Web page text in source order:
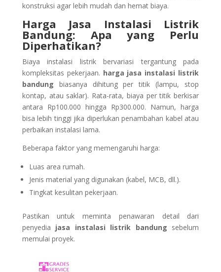
konstruksi agar lebih mudah dan hemat biaya.
Harga Jasa Instalasi Listrik
Bandung: Apa yang Perlu
Diperhatikan?
Biaya instalasi listrik bervariasi tergantung pada
kompleksitas pekerjaan. harga jasa instalasi listrik
bandung biasanya dihitung per titik (lampu, stop
kontap, atau saklar). Rata-rata, biaya per titik berkisar
antara Rp100.000 hingga Rp300.000. Namun, harga
bisa lebih tinggi jika diperlukan penambahan kabel atau
perbaikan instalasi lama.
Beberapa faktor yang memengaruhi harga:
Luas area rumah.
Jenis material yang digunakan (kabel, MCB, dll.).
Tingkat kesulitan pekerjaan.
Pastikan untuk meminta penawaran detail dari
penyedia jasa instalasi listrik bandung sebelum
memulai proyek.